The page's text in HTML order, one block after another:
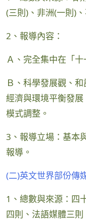
(三則)、非洲(一則)
2、報導內容：
Ａ、完全集中在「十
Ｂ、科學發展觀、
經濟與環境平衡發
模式調整。
3、報導立場：基本
報導。
(二)英文世界部份傳
1、總數與來源：四
四則、法語媒體三